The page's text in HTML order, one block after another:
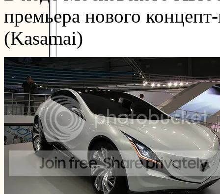
премьера нового
(Kasamai)